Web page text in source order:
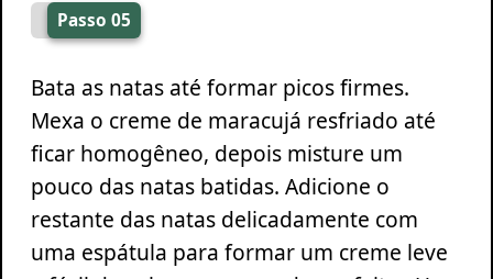
Passo 05
Bata as natas até formar picos firmes.
Mexa o creme de maracujá resfriado até
ficar homogêneo, depois misture um
pouco das natas batidas. Adicione o
restante das natas delicadamente com
uma espátula para formar um creme leve